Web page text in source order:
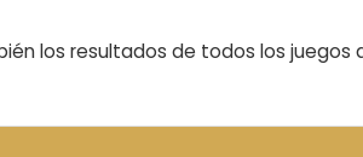
los resultados de todos los